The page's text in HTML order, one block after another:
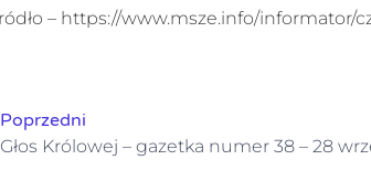
– https://www.msze.info/informator/
Poprzedni